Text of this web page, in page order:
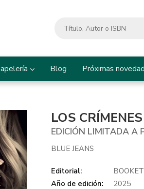
Blog Próximas
LOS
EDICIÓN LIMITADA A
BLUE JEANS
Editorial:
BOOKET
Año de edición:
2025